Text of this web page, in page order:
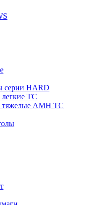
серии HARD
ТС
AMH TC